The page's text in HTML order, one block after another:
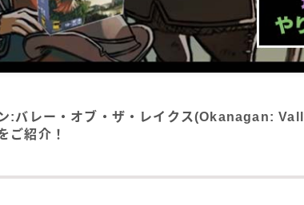
ン:バレー・オブ・ザ・レイクス(Okanagan:
ご紹介！